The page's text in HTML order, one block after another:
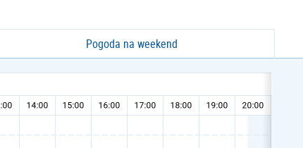
Pogoda na weekend